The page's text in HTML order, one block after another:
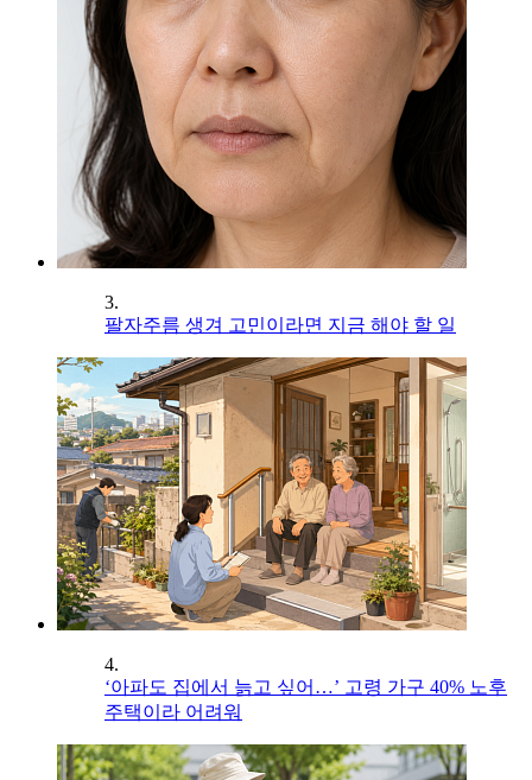
3.
팔자주름 생겨 고민이라면 지금 해야 할 일
4.
‘아파도 집에서 늙고 싶어…’ 고령 가구 40% 노후
주택이라 어려워